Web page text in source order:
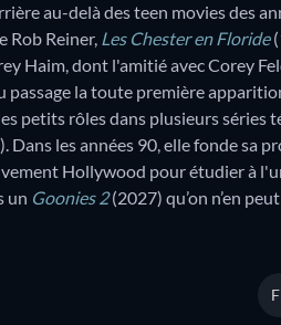
au-delà des teen movies des
Rob Reiner, Les Chester en Floride
Haim, dont l'amitié avec Corey
la toute première apparition
petits rôles dans plusieurs séries
les années 90, elle fonde sa
Hollywood pour étudier à
un Goonies 2(2027) qu’on n’en